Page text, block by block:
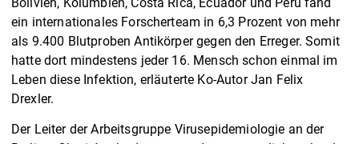
ein internationales Forscherteam in 6,3 Prozent von mehr
als 9.400 Blutproben Antikörper gegen den Erreger. Somit
hatte dort mindestens jeder 16. Mensch schon einmal im
Leben diese Infektion, erläuterte Ko-Autor Jan Felix
Drexler.
Der Leiter der Arbeitsgruppe Virusepidemiologie an der